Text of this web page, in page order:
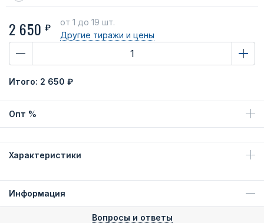
2 650 ₽
от 1 до 19 шт.
Другие тиражи и цены
Итого: 2 650 ₽
Опт %
Характеристики
Информация
Вопросы и ответы